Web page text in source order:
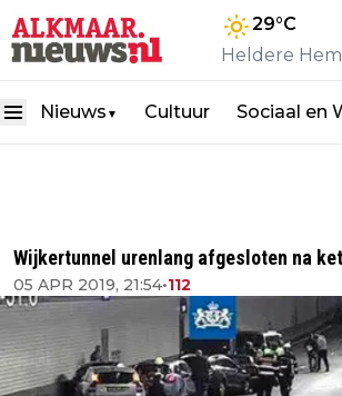
29°C
Heldere
Nieuws ▼ Cultuur Sociaal en
Wijkertunnel urenlang afgesloten na
05 APR 2019, 21:54•112